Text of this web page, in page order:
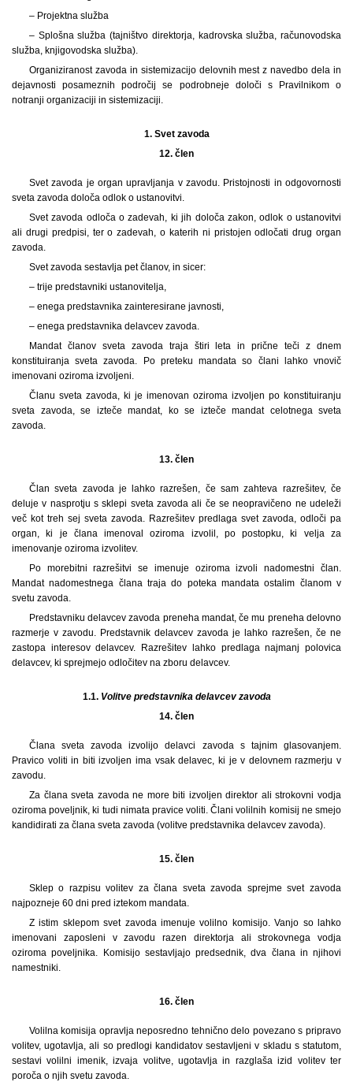
– Projektna služba
– Splošna služba (tajništvo direktorja, kadrovska služba, računovodska
služba, knjigovodska služba).
Organiziranost zavoda in sistemizacijo delovnih mest z navedbo dela in
dejavnosti posameznih področij se podrobneje določi s Pravilnikom o
notranji organizaciji in sistemizaciji.
1. Svet zavoda
12. člen
Svet zavoda je organ upravljanja v zavodu. Pristojnosti in odgovornosti
sveta zavoda določa odlok o ustanovitvi.
Svet zavoda odloča o zadevah, ki jih določa zakon, odlok o ustanovitvi
ali drugi predpisi, ter o zadevah, o katerih ni pristojen odločati drug organ
zavoda.
Svet zavoda sestavlja pet članov, in sicer:
– trije predstavniki ustanovitelja,
– enega predstavnika zainteresirane javnosti,
– enega predstavnika delavcev zavoda.
Mandat članov sveta zavoda traja štiri leta in prične teči z dnem
konstituiranja sveta zavoda. Po preteku mandata so člani lahko vnovič
imenovani oziroma izvoljeni.
Članu sveta zavoda, ki je imenovan oziroma izvoljen po konstituiranju
sveta zavoda, se izteče mandat, ko se izteče mandat celotnega sveta
zavoda.
13. člen
Član sveta zavoda je lahko razrešen, če sam zahteva razrešitev, če
deluje v nasprotju s sklepi sveta zavoda ali če se neopravičeno ne udeleži
več kot treh sej sveta zavoda. Razrešitev predlaga svet zavoda, odloči pa
organ, ki je člana imenoval oziroma izvolil, po postopku, ki velja za
imenovanje oziroma izvolitev.
Po morebitni razrešitvi se imenuje oziroma izvoli nadomestni član.
Mandat nadomestnega člana traja do poteka mandata ostalim članom v
svetu zavoda.
Predstavniku delavcev zavoda preneha mandat, če mu preneha delovno
razmerje v zavodu. Predstavnik delavcev zavoda je lahko razrešen, če ne
zastopa interesov delavcev. Razrešitev lahko predlaga najmanj polovica
delavcev, ki sprejmejo odločitev na zboru delavcev.
1.1. Volitve predstavnika delavcev zavoda
14. člen
Člana sveta zavoda izvolijo delavci zavoda s tajnim glasovanjem.
Pravico voliti in biti izvoljen ima vsak delavec, ki je v delovnem razmerju v
zavodu.
Za člana sveta zavoda ne more biti izvoljen direktor ali strokovni vodja
oziroma poveljnik, ki tudi nimata pravice voliti. Člani volilnih komisij ne smejo
kandidirati za člana sveta zavoda (volitve predstavnika delavcev zavoda).
15. člen
Sklep o razpisu volitev za člana sveta zavoda sprejme svet zavoda
najpozneje 60 dni pred iztekom mandata.
Z istim sklepom svet zavoda imenuje volilno komisijo. Vanjo so lahko
imenovani zaposleni v zavodu razen direktorja ali strokovnega vodja
oziroma poveljnika. Komisijo sestavljajo predsednik, dva člana in njihovi
namestniki.
16. člen
Volilna komisija opravlja neposredno tehnično delo povezano s pripravo
volitev, ugotavlja, ali so predlogi kandidatov sestavljeni v skladu s statutom,
sestavi volilni imenik, izvaja volitve, ugotavlja in razglaša izid volitev ter
poroča o njih svetu zavoda.